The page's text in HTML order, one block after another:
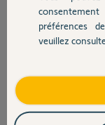
Devis avec
Contact
Bonjour Alain,
préférences
veuillez